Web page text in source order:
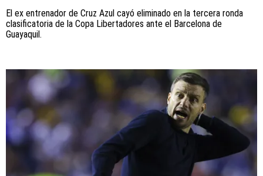
El ex entrenador de Cruz Azul cayó eliminado en la tercera ronda
clasificatoria de la Copa Libertadores ante el Barcelona de
Guayaquil.